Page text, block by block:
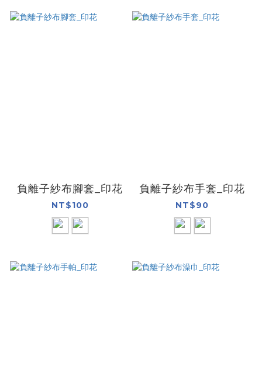
負離子紗布腳套_印花
NT$100
負離子紗布手套_印花
NT$90